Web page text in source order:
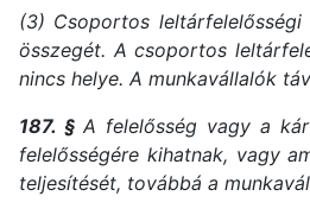
(3) Csoportos
összegét. A csoportos
nincs helye. A munkavállalók
187. §A felelősség vagy a
felelősségére kihatnak, vagy
teljesítését, továbbá a